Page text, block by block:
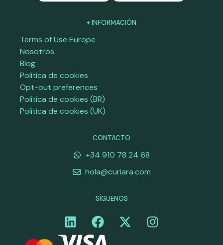
+ INFORMACIÓN
Terms of Use Europe
Nosotros
Blog
Política de cookies
Opt-out preferences
Política de cookies (BR)
Política de cookies (UK)
CONTACTO
+34 910 78 24 68
hola@curiara.com
SÍGUENOS